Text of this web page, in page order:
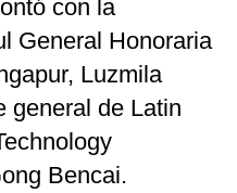
con la
General Honoraria
Luzmila
general de Latin
Bencai.